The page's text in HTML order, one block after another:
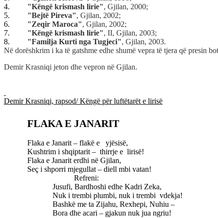
4.
"Këngë krismash lirie", Gjilan, 2000;
5.
"Bejtë Pireva", Gjilan, 2002;
6.
"Zeqir Maroca", Gjilan, 2002;
7.
"Këngë krismash lirie", II, Gjilan, 2003;
8.
"Familja Kurti nga Tugjeci", Gjilan, 2003.
Në dorëshkrim i ka të gatshme edhe shumë vepra të tjera që presin
Demir Krasniqi jeton dhe vepron në Gjilan.
Demir Krasniqi, rapsod/ Këngë për luftëtarët e lirisë
FLAKA E JANARIT
Flaka e Janarit – flakë e
yjësisë,
Kushtrim i shqiptarit – thirrje e lirisë!
Flaka e Janarit erdhi në Gjilan,
Seç i shporri mjegullat – diell mbi vatan!
Refreni:
Jusufi, Bardhoshi edhe Kadri Zeka,
Nuk i trembi plumbi, nuk i trembi vdekja!
Bashkë me ta Zijahu, Rexhepi, Nuhiu –
Bora dhe acari – gjakun nuk jua ngriu!